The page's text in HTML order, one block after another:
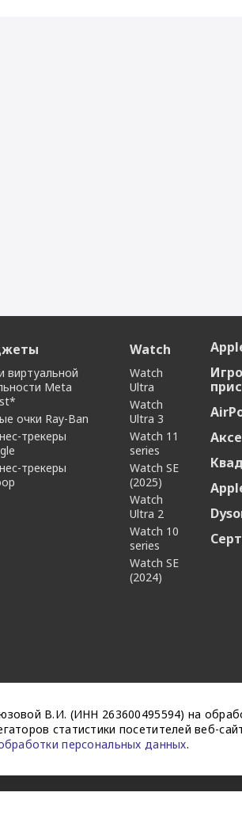
В.И. (ИНН 263600495594) на
статистики посетителей веб-
персональных данных.
виртуальной
Meta
очки Ray-Ban
трекеры
трекеры
Watch
Watch
Ultra
Watch
Ultra 3
Watch 11
series
Watch SE
(2025)
Watch
Ultra 2
Watch 10
series
Watch SE
(2024)